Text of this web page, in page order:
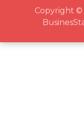
Copyright ©